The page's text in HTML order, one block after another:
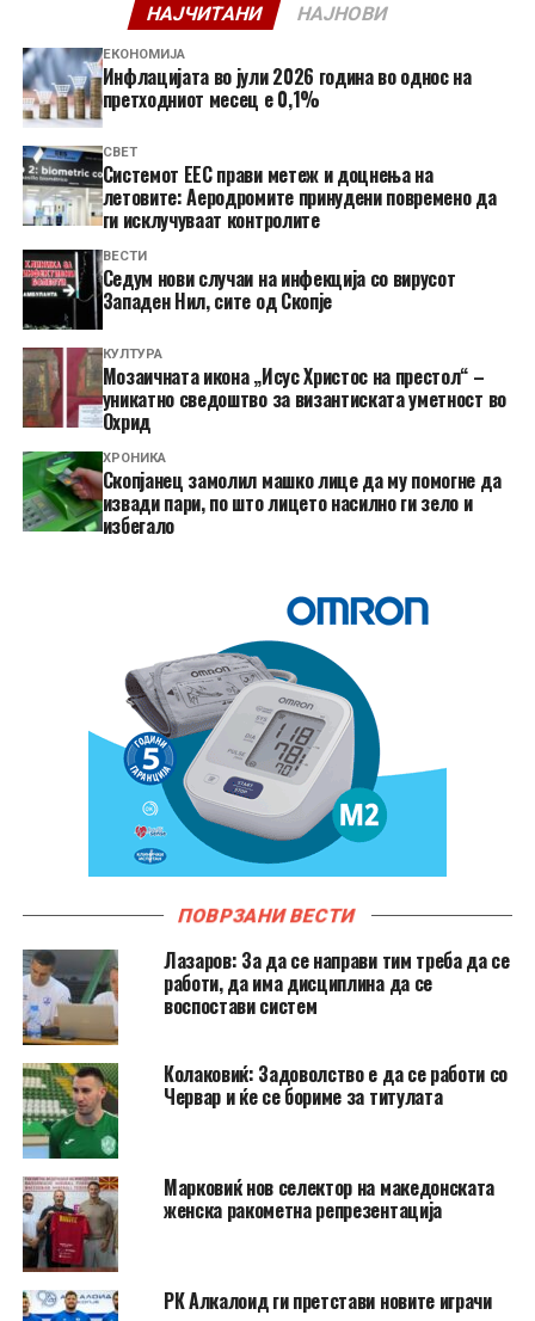
НАЈЧИТАНИ НАЈНОВИ
ЕКОНОМИЈА
Инфлацијата во јули 2026 година во однос на
претходниот месец е 0,1%
СВЕТ
Системот ЕЕС прави метеж и доцнења на
летовите: Аеродромите принудени повремено да
ги исклучуваат контролите
ВЕСТИ
Седум нови случаи на инфекција со вирусот
Западен Нил, сите од Скопје
КУЛТУРА
Мозаичната икона „Исус Христос на престол“ –
уникатно сведоштво за византиската уметност во
Охрид
ХРОНИКА
Скопјанец замолил машко лице да му помогне да
извади пари, по што лицето насилно ги зело и
избегало
ПОВРЗАНИ ВЕСТИ
Лазаров: За да се направи тим треба да се
работи, да има дисциплина да се
воспостави систем
Колаковиќ: Задоволство е да се работи со
Червар и ќе се бориме за титулата
Марковиќ нов селектор на македонската
женска ракометна репрезентација
РК Алкалоид ги претстави новите играчи